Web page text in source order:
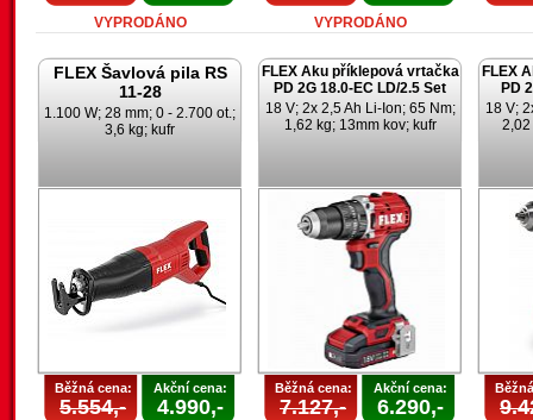
VYPRODÁNO VYPRODÁNO
FLEX Šavlová pila RS
11-28
1.100 W; 28 mm; 0 - 2.700 ot.;
3,6 kg; kufr
Běžná cena:
5.554,-
Akční cena:
4.990,-
FLEX Aku příklepová vrtačka
PD 2G 18.0-EC LD/2.5 Set
18 V; 2x 2,5 Ah Li-Ion; 65 Nm;
1,62 kg; 13mm kov; kufr
Běžná cena:
7.127,-
Akční cena:
6.290,-
FLEX
PD
18 V;
2,02